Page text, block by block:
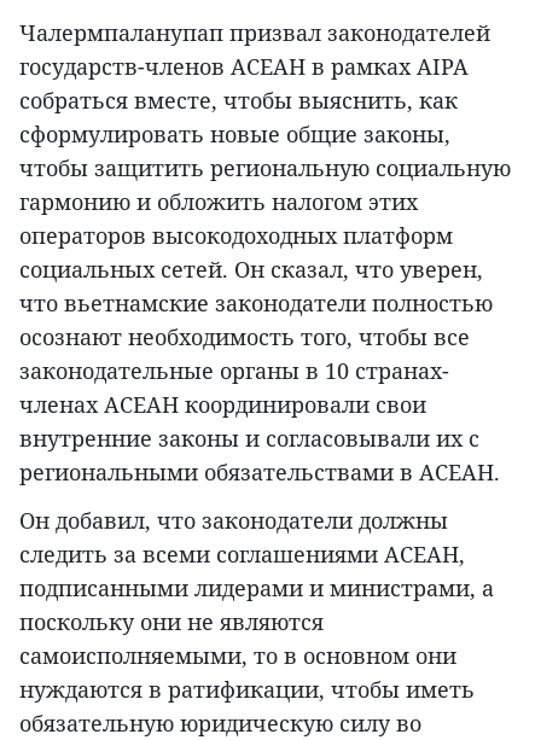
Чалермпаланупап призвал законодателей
государств-членов АСЕАН в рамках AIPA
собраться вместе, чтобы выяснить, как
сформулировать новые общие законы,
чтобы защитить региональную социальную
гармонию и обложить налогом этих
операторов высокодоходных платформ
социальных сетей. Он сказал, что уверен,
что вьетнамские законодатели полностью
осознают необходимость того, чтобы все
законодательные органы в 10 странах-
членах АСЕАН координировали свои
внутренние законы и согласовывали их с
региональными обязательствами в АСЕАН.
Он добавил, что законодатели должны
следить за всеми соглашениями АСЕАН,
подписанными лидерами и министрами, а
поскольку они не являются
самоисполняемыми, то в основном они
нуждаются в ратификации, чтобы иметь
обязательную юридическую силу во